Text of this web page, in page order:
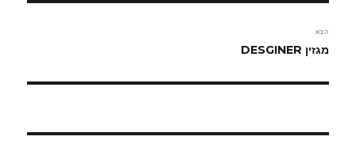
הבא
הפוסט
מגזין DESGINER